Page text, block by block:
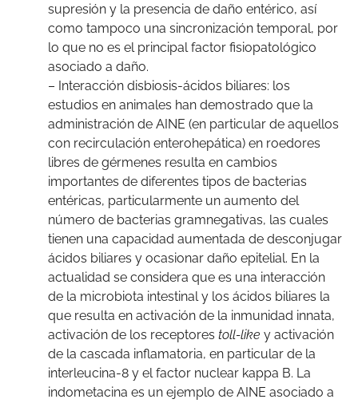
supresión y la presencia de daño entérico, así
como tampoco una sincronización temporal, por
lo que no es el principal factor fisiopatológico
asociado a daño.
– Interacción disbiosis-ácidos biliares: los
estudios en animales han demostrado que la
administración de AINE (en particular de aquellos
con recirculación enterohepática) en roedores
libres de gérmenes resulta en cambios
importantes de diferentes tipos de bacterias
entéricas, particularmente un aumento del
número de bacterias gramnegativas, las cuales
tienen una capacidad aumentada de desconjugar
ácidos biliares y ocasionar daño epitelial. En la
actualidad se considera que es una interacción
de la microbiota intestinal y los ácidos biliares la
que resulta en activación de la inmunidad innata,
activación de los receptores toll-like y activación
de la cascada inflamatoria, en particular de la
interleucina-8 y el factor nuclear kappa B. La
indometacina es un ejemplo de AINE asociado a